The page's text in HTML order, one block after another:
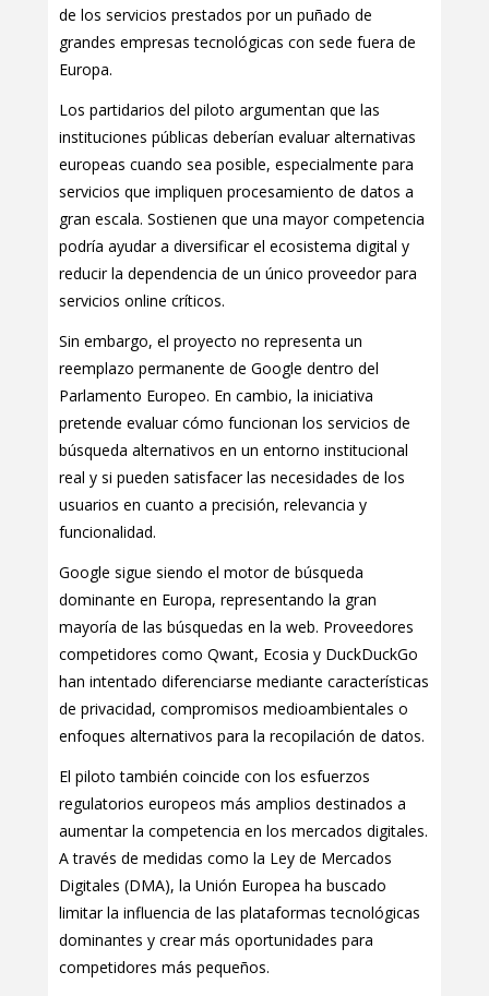
de los servicios prestados por un puñado de
grandes empresas tecnológicas con sede fuera de
Europa.
Los partidarios del piloto argumentan que las
instituciones públicas deberían evaluar alternativas
europeas cuando sea posible, especialmente para
servicios que impliquen procesamiento de datos a
gran escala. Sostienen que una mayor competencia
podría ayudar a diversificar el ecosistema digital y
reducir la dependencia de un único proveedor para
servicios online críticos.
Sin embargo, el proyecto no representa un
reemplazo permanente de Google dentro del
Parlamento Europeo. En cambio, la iniciativa
pretende evaluar cómo funcionan los servicios de
búsqueda alternativos en un entorno institucional
real y si pueden satisfacer las necesidades de los
usuarios en cuanto a precisión, relevancia y
funcionalidad.
Google sigue siendo el motor de búsqueda
dominante en Europa, representando la gran
mayoría de las búsquedas en la web. Proveedores
competidores como Qwant, Ecosia y DuckDuckGo
han intentado diferenciarse mediante características
de privacidad, compromisos medioambientales o
enfoques alternativos para la recopilación de datos.
El piloto también coincide con los esfuerzos
regulatorios europeos más amplios destinados a
aumentar la competencia en los mercados digitales.
A través de medidas como la Ley de Mercados
Digitales (DMA), la Unión Europea ha buscado
limitar la influencia de las plataformas tecnológicas
dominantes y crear más oportunidades para
competidores más pequeños.